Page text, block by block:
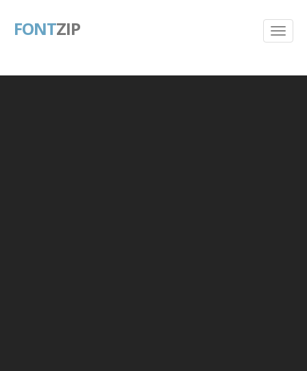
FONTZIP